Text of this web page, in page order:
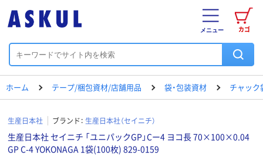
カゴ
メニュー
ホーム テープ/梱包資材/店舗用品 袋・包装資材 チャック
生産日本社 ブランド： 生産日本社（セイニチ）
生産日本社 セイニチ 「ユニパックGP」Cー4 ヨコ長 70×100×0.04
GP C-4 YOKONAGA 1袋(100枚) 829-0159